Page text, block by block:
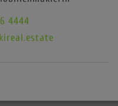
4444